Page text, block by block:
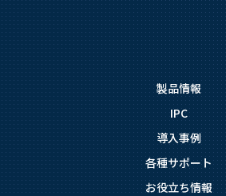
製品情報
IPC
導入事例
各種サポート
お役立ち情報